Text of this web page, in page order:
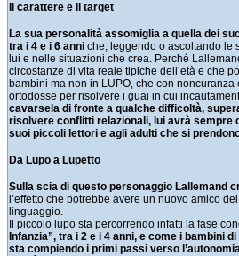
Il carattere e il target
La sua personalità assomiglia a quella dei
tra i 4 e i 6 anni che, leggendo o ascoltando le
lui e nelle situazioni che crea. Perché
circostanze di vita reale tipiche dell’età e che
bambini ma non in LUPO, che con
ortodosse per risolvere i guai in cui
cavarsela di fronte a qualche difficoltà,
risolvere conflitti relazionali, lui avrà sempre
suoi piccoli lettori e agli adulti che si
Da Lupo a Lupetto
Sulla scia di questo personaggio Lallemand
l’effetto che potrebbe avere un nuovo amico
linguaggio.
Il piccolo lupo sta percorrendo infatti la fase
Infanzia”, tra i 2 e i 4 anni, e come i bambini
sta compiendo i primi passi verso